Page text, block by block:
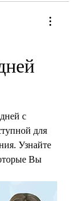
с
для
Узнайте
Вы